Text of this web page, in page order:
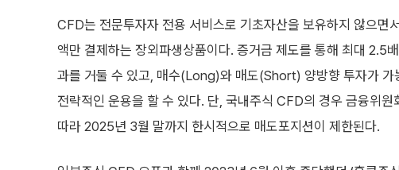
CFD는 전문투자자 전용 서비스로 기초자산을 보유하지 않으면
액만 결제하는 장외파생상품이다. 증거금 제도를 통해 최대 2.5
과를 거둘 수 있고, 매수(Long)와 매도(Short) 양방향 투자가 가
전략적인 운용을 할 수 있다. 단, 국내주식 CFD의 경우 금융위원
따라 2025년 3월 말까지 한시적으로 매도포지션이 제한된다.